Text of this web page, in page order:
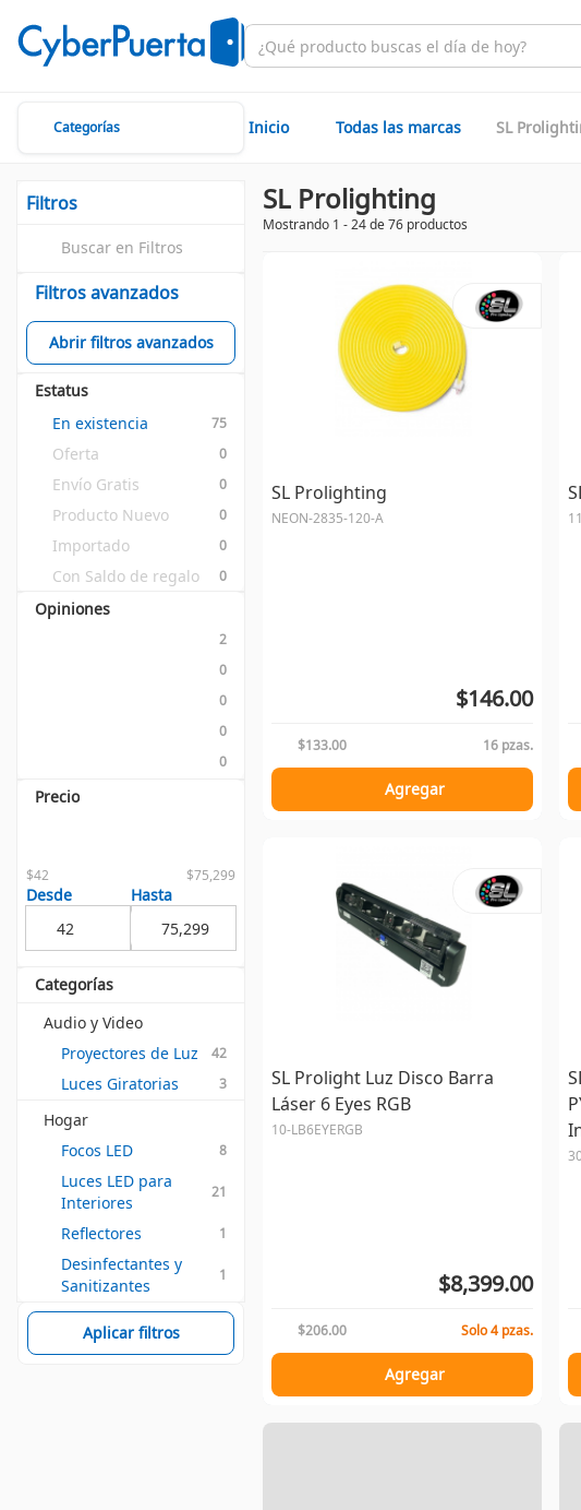
Categorías Inicio Todas las marcas SL
Filtros
Filtros avanzados
Abrir filtros avanzados
Estatus
En existencia
75
Oferta 0
Envío Gratis 0
Producto Nuevo 0
Importado 0
Con Saldo de regalo 0
Opiniones
2
0
0
0
0
Precio
$42 $75,299
Desde Hasta
Categorías
Audio y Video
Proyectores de Luz
42
Luces Giratorias 3
Hogar
Focos LED
8
Luces LED para
Interiores
21
Reflectores 1
Desinfectantes y
Sanitizantes
1
Aplicar filtros
SL Prolighting
Mostrando 1 - 24 de 76 productos
SL Prolighting
NEON-2835-120-A
$146.00
$133.00 16 pzas.
Agregar
SL Prolight Luz Disco Barra
Láser 6 Eyes RGB
10-LB6EYERGB
$8,399.00
$206.00 Solo 4 pzas.
Agregar